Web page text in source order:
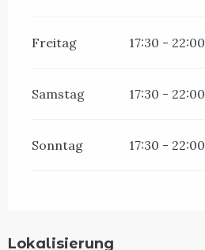
Freitag 17:30 - 22:00
Samstag 17:30 - 22:00
Sonntag 17:30 - 22:00
Lokalisierung